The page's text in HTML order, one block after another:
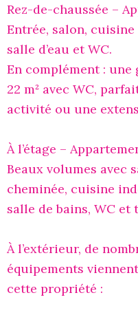
Rez-de-chaussée –
Entrée, salon, cuisine
salle d’eau et WC.
En complément : une
22 m² avec WC,
activité ou une
À l’étage –
Beaux volumes avec
cheminée, cuisine
salle de bains, WC
À l’extérieur, de
équipements
cette propriété :